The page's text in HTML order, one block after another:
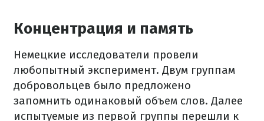
Концентрация и память
Немецкие исследователи провели
любопытный эксперимент. Двум группам
добровольцев было предложено
запомнить одинаковый объем слов. Далее
испытуемые из первой группы перешли к